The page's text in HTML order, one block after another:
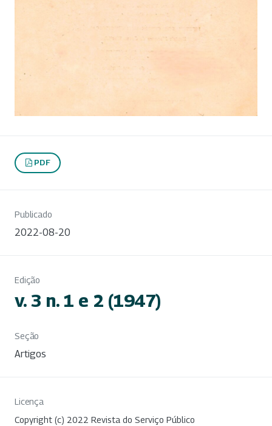
PDF
Publicado
2022-08-20
Edição
v. 3 n. 1 e 2 (1947)
Seção
Artigos
Licença
Copyright (c) 2022 Revista do Serviço Público